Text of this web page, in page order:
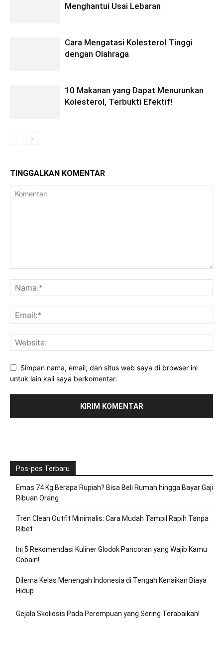
Menghantui Usai Lebaran
Cara Mengatasi Kolesterol Tinggi
dengan Olahraga
10 Makanan yang Dapat Menurunkan
Kolesterol, Terbukti Efektif!
TINGGALKAN KOMENTAR
Simpan nama, email, dan situs web saya di browser ini
untuk lain kali saya berkomentar.
Pos-pos Terbaru
Emas 74 Kg Berapa Rupiah? Bisa Beli Rumah hingga Bayar Gaji
Ribuan Orang
Tren Clean Outfit Minimalis: Cara Mudah Tampil Rapih Tanpa
Ribet
Ini 5 Rekomendasi Kuliner Glodok Pancoran yang Wajib Kamu
Cobain!
Dilema Kelas Menengah Indonesia di Tengah Kenaikan Biaya
Hidup
Gejala Skoliosis Pada Perempuan yang Sering Terabaikan!